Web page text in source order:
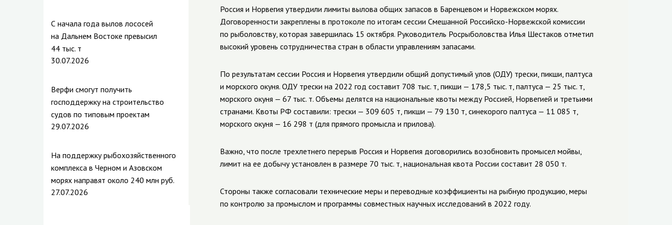
С начала года вылов лососей
на Дальнем Востоке превысил
44 тыс. т
30.07.2026
Верфи смогут получить
господдержку на строительство
судов по типовым проектам
29.07.2026
На поддержку рыбохозяйственного
комплекса в Черном и Азовском
морях направят около 240 млн руб.
27.07.2026
Россия и Норвегия утвердили лимиты вылова общих запасов в Баренцевом и Норвежском морях.
Договоренности закреплены в протоколе по итогам сессии Смешанной Российско-Норвежской комиссии
по рыболовству, которая завершилась 15 октября. Руководитель Росрыболовства Илья Шестаков отметил
высокий уровень сотрудничества стран в области управлениям запасами.
По результатам сессии Россия и Норвегия утвердили общий допустимый улов (ОДУ) трески, пикши, палтуса
и морского окуня. ОДУ трески на 2022 год составит 708 тыс. т, пикши — 178,5 тыс. т, палтуса — 25 тыс. т,
морского окуня — 67 тыс. т. Объемы делятся на национальные квоты между Россией, Норвегией и третьими
странами. Квоты РФ составили: трески — 309 605 т, пикши — 79 130 т, синекорого палтуса — 11 085 т,
морского окуня — 16 298 т (для прямого промысла и прилова).
Важно, что после трехлетнего перерыв Россия и Норвегия договорились возобновить промысел мойвы,
лимит на ее добычу установлен в размере 70 тыс. т, национальная квота России составит 28 050 т.
Стороны также согласовали технические меры и переводные коэффициенты на рыбную продукцию, меры
по контролю за промыслом и программы совместных научных исследований в 2022 году.